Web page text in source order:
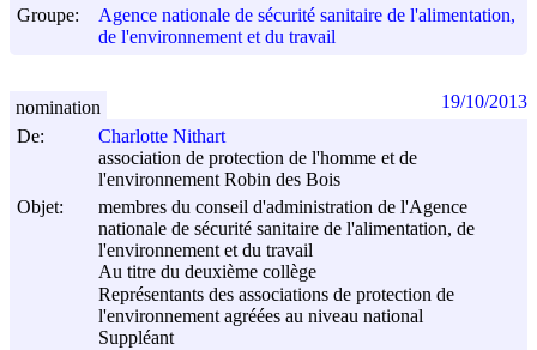
Groupe:
Agence nationale de sécurité sanitaire de l'alimentation,
de l'environnement et du travail
De:
Charlotte Nithart
association de protection de l'homme et de
l'environnement Robin des Bois
Objet:
membres du conseil d'administration de l'Agence
nationale de sécurité sanitaire de l'alimentation, de
l'environnement et du travail
Au titre du deuxième collège
Représentants des associations de protection de
l'environnement agréées au niveau national
Suppléant
nomination 19/10/2013